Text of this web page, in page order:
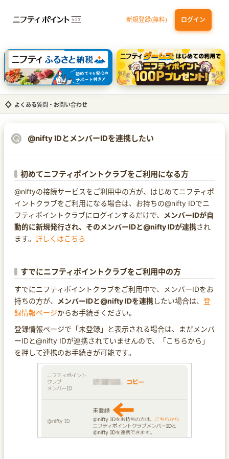
新規登録(無料) ログイン
dカード GOLD 三井住友カード ゴールド（NL）（家族カード発行）
【実質初月無料】DMM | Disney+(ディズニープラス) セットプラン
SBI証券 確定拠出年金（iDeCo）
よくある質問・お問い合わせ
@nifty IDとメンバーIDを連携したい
初めてニフティポイントクラブをご利用になる方
@niftyの接続サービスをご利用中の方が、はじめてニフティポ
イントクラブをご利用になる場合は、お持ちの@nifty IDでニ
フティポイントクラブにログインするだけで、
メンバーIDが自
動的に新規発行され、そのメンバーIDと@nifty IDが連携され
ます。 詳しくはこちら
すでにニフティポイントクラブをご利用中の方
すでにニフティポイントクラブをご利用中で、メンバーIDをお
持ちの方が、
メンバーIDと@nifty IDを連携したい場合は、 登
録情報ページからお手続きください。
登録情報ページで「未登録」と表示される場合は、まだメンバ
ーIDと@nifty IDが連携されていませんので、「こちらから」
を押して連携のお手続きが可能です。